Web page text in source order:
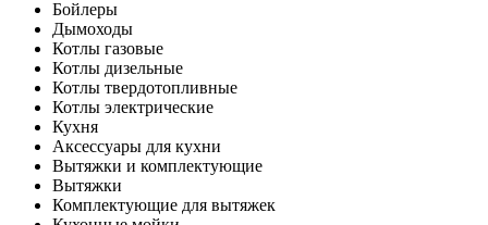
Бойлеры
Дымоходы
Котлы газовые
Котлы дизельные
Котлы твердотопливные
Котлы электрические
Кухня
Аксессуары для кухни
Вытяжки и комплектующие
Вытяжки
Комплектующие для вытяжек